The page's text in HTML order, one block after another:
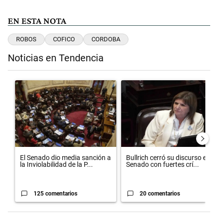
EN ESTA NOTA
ROBOS COFICO CORDOBA
Noticias en Tendencia
Un artículo de tendencia con el título "El Senado dio media
El Senado dio media sanción a
la Inviolabilidad de la P...
125 comentarios
Un artículo de tendencia con el
Bullrich cerró su discurso en el
Senado con fuertes crí...
20 comentarios